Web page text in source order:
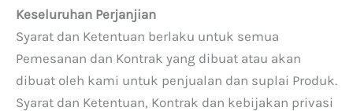
Keseluruhan Perjanjian
Syarat dan Ketentuan berlaku untuk semua
Pemesanan dan Kontrak yang dibuat atau akan
dibuat oleh kami untuk penjualan dan suplai Produk.
Syarat dan Ketentuan, Kontrak dan kebijakan privasi